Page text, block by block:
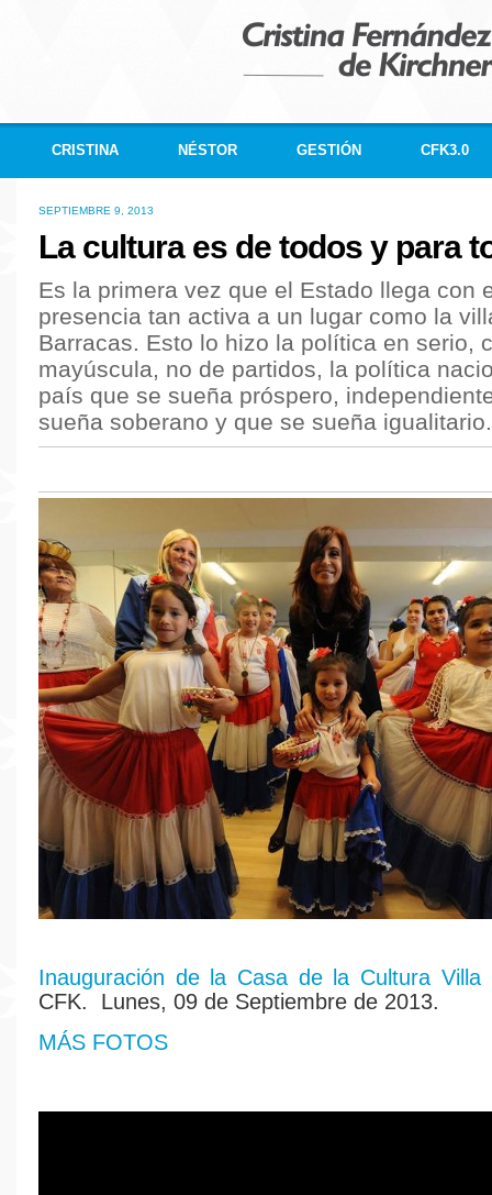
CRISTINA NÉSTOR GESTIÓN CFK3.0
SEPTIEMBRE 9, 2013
La cultura es de todos y para
Es la primera vez que el Estado llega con
presencia tan activa a un lugar como la
Barracas. Esto lo hizo la política en serio,
mayúscula, no de partidos, la política
país que se sueña próspero,
sueña soberano y que se sueña igualitario.
Inauguración de la Casa de la Cultura Villa
CFK. Lunes, 09 de Septiembre de 2013.
MÁS FOTOS